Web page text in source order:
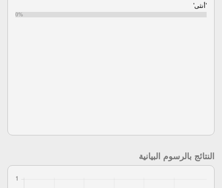
'أنثى'
0%
النتائج بالرسوم البيانية